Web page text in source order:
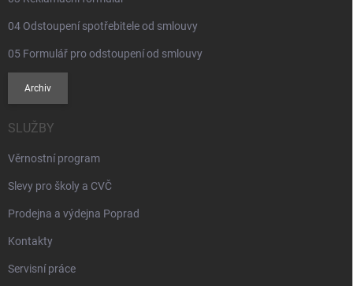
04 Odstoupení spotřebitele od smlouvy
05 Formulář pro odstoupení od smlouvy
Archiv
SLUŽBY
Věrnostní program
Slevy pro školy a CVČ
Prodejna a výdejna Poprad
Kontakty
Servisní práce